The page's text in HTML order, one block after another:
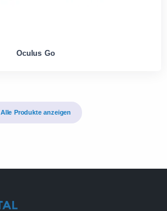
Oculus Go
Alle Produkte anzeigen